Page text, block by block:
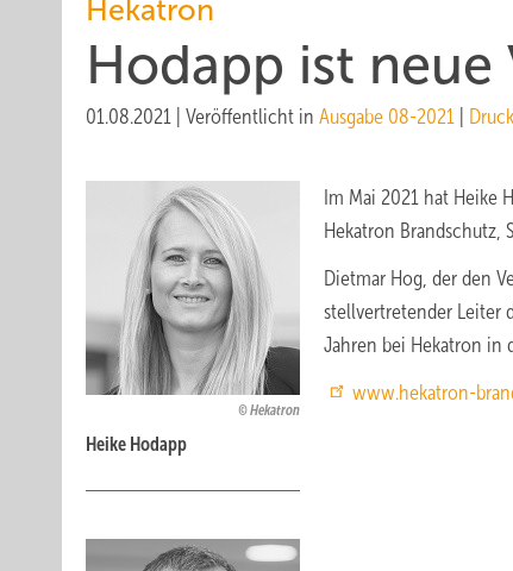
Hekatron
Hodapp ist
01.08.2021 Veröffentlicht in Ausgabe 08-2021
Hekatron
Heike Hodapp
Im Mai 2021 hat Heike
Hekatron Brandschutz,
Dietmar Hog, der den
stellvertretender Leiter
Jahren bei Hekatron in
www.hekatron-